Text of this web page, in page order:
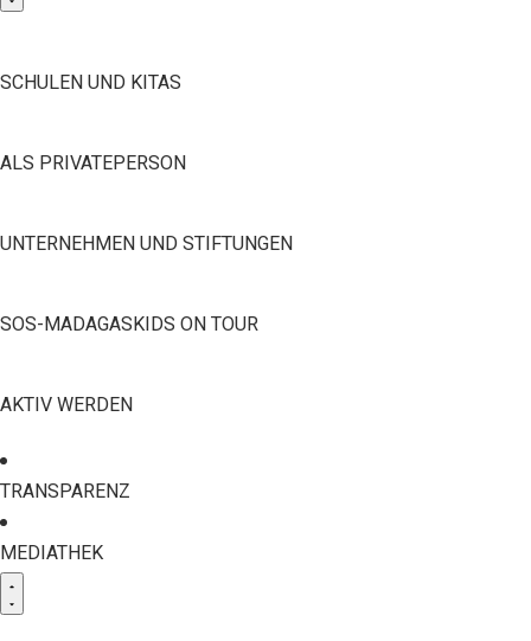
SCHULEN UND KITAS
ALS PRIVATEPERSON
UNTERNEHMEN UND STIFTUNGEN
SOS-MADAGASKIDS ON TOUR
AKTIV WERDEN
TRANSPARENZ
MEDIATHEK